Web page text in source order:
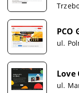
PCO
ul.
Love
ul.